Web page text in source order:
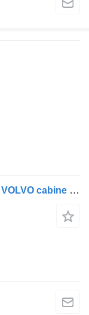
Volvo FM 450 E EURO 6 MODEL 2018 VOLVO cabine voor vrachtwagen